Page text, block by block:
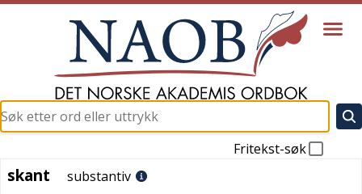
Fritekst-søk
skant
skant substantiv